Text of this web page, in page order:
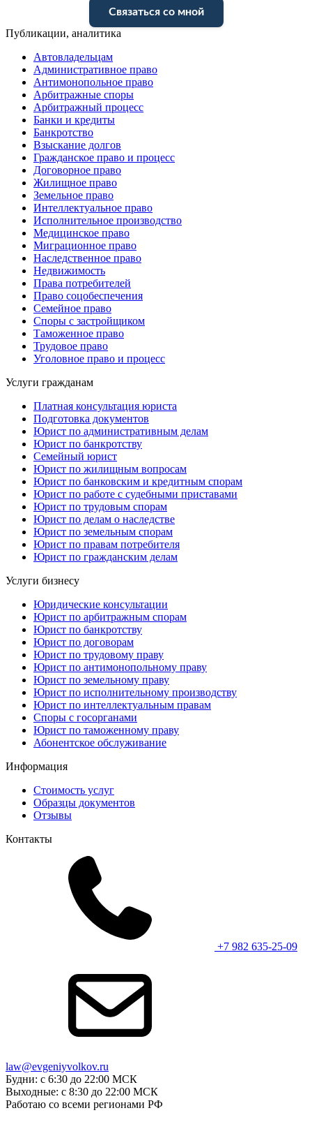
Связаться со мной
Публикации, аналитика
Автовладельцам
Административное право
Антимонопольное право
Арбитражные споры
Арбитражный процесс
Банки и кредиты
Банкротство
Взыскание долгов
Гражданское право и процесс
Договорное право
Жилищное право
Земельное право
Интеллектуальное право
Исполнительное производство
Медицинское право
Миграционное право
Наследственное право
Недвижимость
Права потребителей
Право соцобеспечения
Семейное право
Споры с застройщиком
Таможенное право
Трудовое право
Уголовное право и процесс
Услуги гражданам
Платная консультация юриста
Подготовка документов
Юрист по административным делам
Юрист по банкротству
Семейный юрист
Юрист по жилищным вопросам
Юрист по банковским и кредитным спорам
Юрист по работе с судебными приставами
Юрист по трудовым спорам
Юрист по делам о наследстве
Юрист по земельным спорам
Юрист по правам потребителя
Юрист по гражданским делам
Услуги бизнесу
Юридические консультации
Юрист по арбитражным спорам
Юрист по банкротству
Юрист по договорам
Юрист по трудовому праву
Юрист по антимонопольному праву
Юрист по земельному праву
Юрист по исполнительному производству
Юрист по интеллектуальным правам
Споры с госорганами
Юрист по таможенному праву
Абонентское обслуживание
Информация
Стоимость услуг
Образцы документов
Отзывы
Контакты
+7 982 635-25-09
law@evgeniyvolkov.ru
Будни: с 6:30 до 22:00 МСК
Выходные: с 8:30 до 22:00 МСК
Работаю со всеми регионами РФ